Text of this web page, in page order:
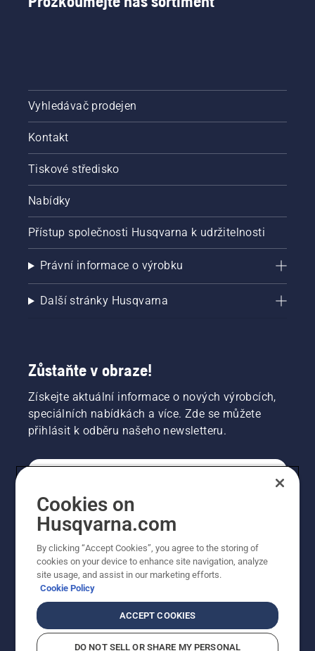
Vyhledávač prodejen
Kontakt
Tiskové středisko
Nabídky
Přístup společnosti Husqvarna k udržitelnosti
Právní informace o výrobku
Další stránky Husqvarna
Zůstaňte v obraze!
Získejte aktuální informace o nových výrobcích,
speciálních nabídkách a více. Zde se můžete
přihlásit k odběru našeho newsletteru.
PROFESIONÁLNÍ
Cookies on
Husqvarna.com
By clicking “Accept Cookies”, you agree to the storing of
cookies on your device to enhance site navigation, analyze
site usage, and assist in our marketing efforts.
Cookie Policy
ACCEPT COOKIES
DO NOT SELL OR SHARE MY PERSONAL